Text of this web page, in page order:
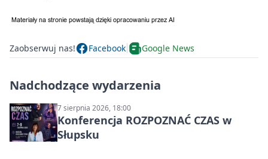
Zaobserwuj nas! Facebook Google News
Nadchodzące wydarzenia
7 sierpnia 2026, 18:00
Konferencja ROZPOZNAĆ CZAS w
Słupsku